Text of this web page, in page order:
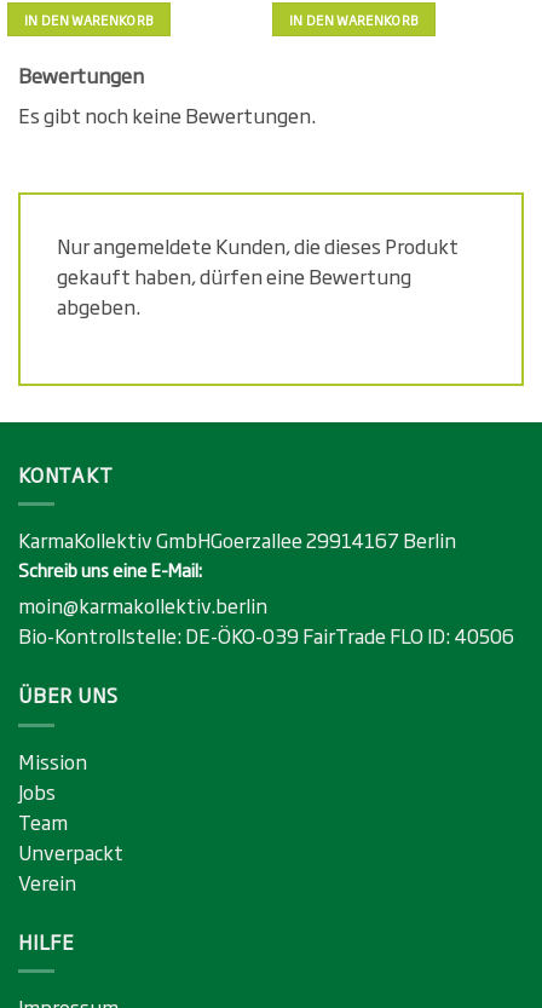
IN DEN WARENKORB IN DEN WARENKORB
Bewertungen
Es gibt noch keine Bewertungen.
Nur angemeldete Kunden, die dieses Produkt
gekauft haben, dürfen eine Bewertung
abgeben.
KONTAKT
KarmaKollektiv GmbHGoerzallee 29914167 Berlin
Schreib uns eine E-Mail:
moin@karmakollektiv.berlin
Bio-Kontrollstelle:DE-ÖKO-039FairTrade FLO ID:40506
ÜBER UNS
Mission
Jobs
Team
Unverpackt
Verein
HILFE